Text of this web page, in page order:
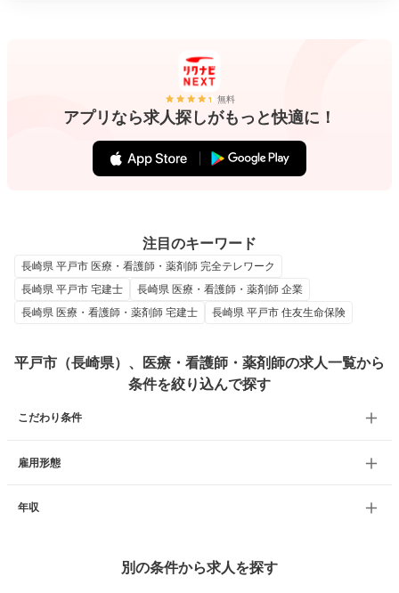
無料
アプリなら求人探しがもっと快適に！
注目のキーワード
長崎県 平戸市 医療・看護師・薬剤師 完全テレワーク
長崎県 平戸市 宅建士
長崎県 医療・看護師・薬剤師 企業
長崎県 医療・看護師・薬剤師 宅建士
長崎県 平戸市 住友生命保険
平戸市（長崎県）、医療・看護師・薬剤師の求人一覧から
条件を絞り込んで探す
こだわり条件
雇用形態
年収
別の条件から求人を探す